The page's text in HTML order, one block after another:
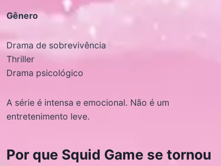
Gênero
Drama de sobrevivência
Thriller
Drama psicológico
A série é intensa e emocional. Não é um
entretenimento leve.
Por que Squid Game se tornou